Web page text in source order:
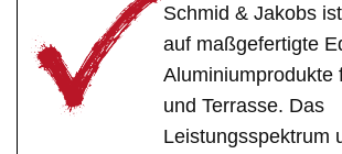
Schmid & Jakobs
auf maßgefertigte
Aluminiumprodukte
und Terrasse. Das
Leistungsspektrum